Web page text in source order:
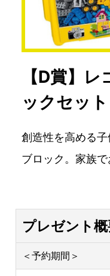
【D賞】
ックセッ
創造性を高める子
ブロック。家族
プレゼント
＜予約期間＞